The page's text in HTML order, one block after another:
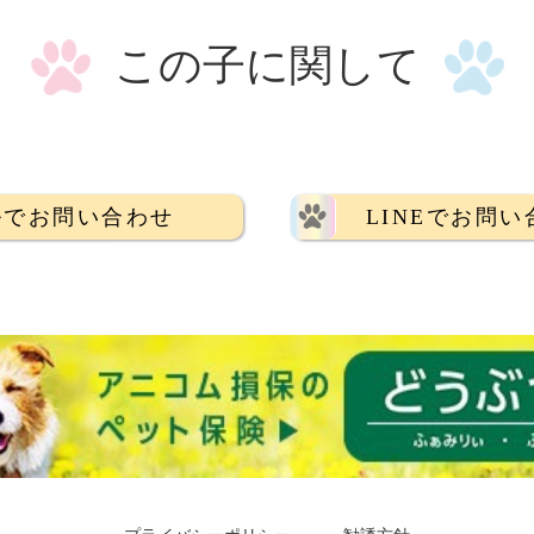
この子に関して
お問い合わせ LINEでお問い